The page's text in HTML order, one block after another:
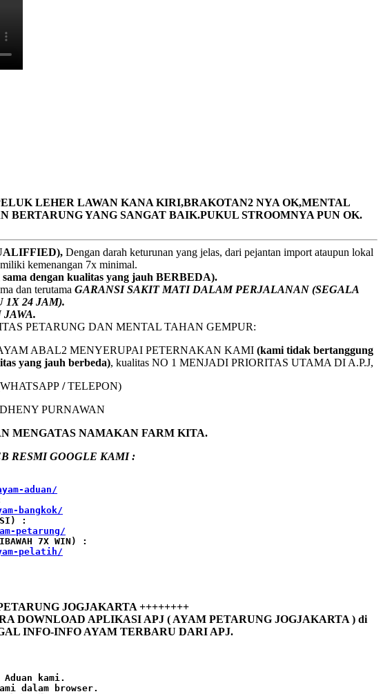
LEHER LAWAN KANA KIRI,BRAKOTAN2 NYA OK,MENTAL
YANG SANGAT BAIK.PUKUL STROOMNYA PUN OK.
Dengan darah keturunan yang jelas, dari pejantan import ataupun lokal
kemenangan 7x minimal.
dengan kualitas yang jauh BERBEDA).
dan terutama GARANSI SAKIT MATI DALAM PERJALANAN (SEGALA
1X 24 JAM).
PETARUNG DAN MENTAL TAHAN GEMPUR:
AYAM ABAL2 MENYERUPAI PETERNAKAN KAMI (kami tidak bertanggung
yang jauh berbeda), kualitas NO 1 MENJADI PRIORITAS UTAMA DI A.P.J,
/TELEPON)
PURNAWAN
MENGATAS NAMAKAN FARM KITA.
RESMI GOOGLE KAMI :
:
7X WIN) :
JOGJAKARTA ++++++++
DOWNLOAD APLIKASI APJ ( AYAM PETARUNG JOGJAKARTA ) di
INFO-INFO AYAM TERBARU DARI APJ.
Aduan kami.
dalam browser.